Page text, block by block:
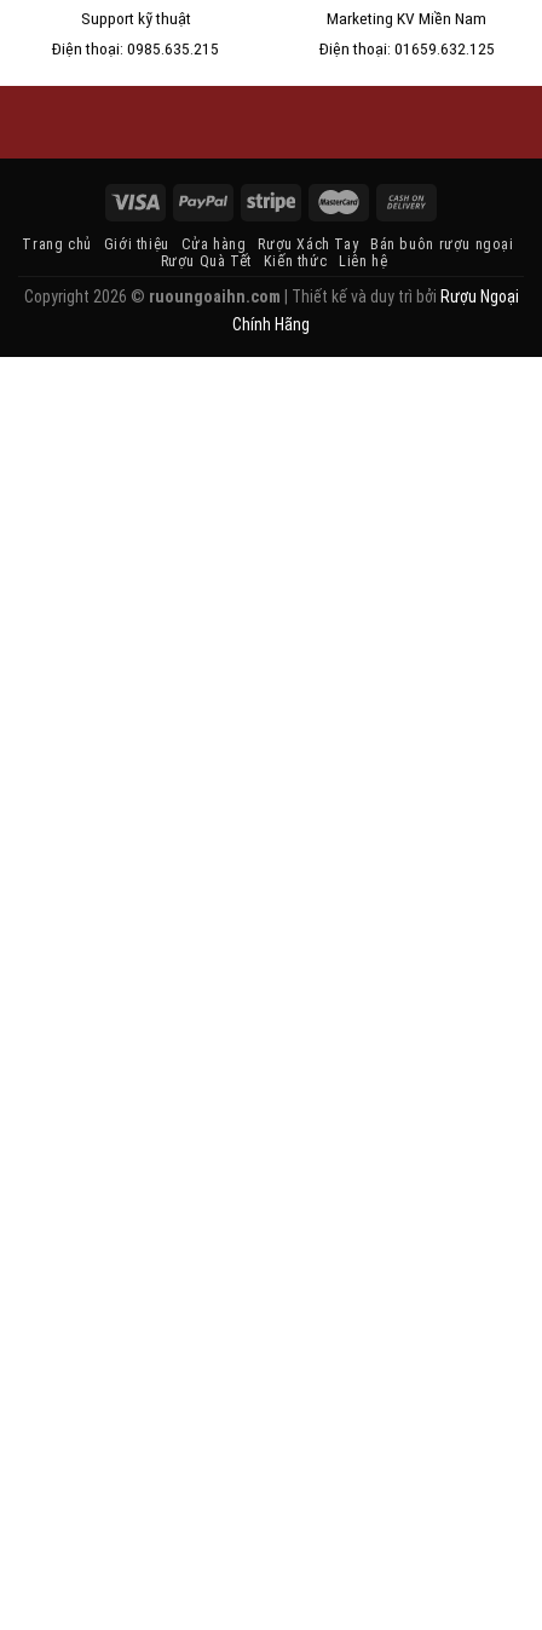
Support kỹ thuật
Điện thoại: 0985.635.215
Marketing KV Miền Nam
Điện thoại: 01659.632.125
Trang chủ Giới thiệu Cửa hàng Rượu Xách Tay
Bán buôn rượu ngoại
Rượu Quà Tết
Kiến thức Liên hệ
Copyright 2026 © ruoungoaihn.com | Thiết kế và duy trì bởi Rượu Ngoại
Chính Hãng